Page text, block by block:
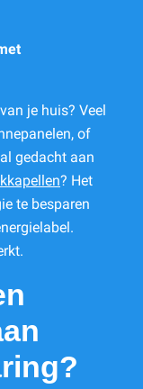
je huis? Veel
of
gedacht aan
? Het
te besparen